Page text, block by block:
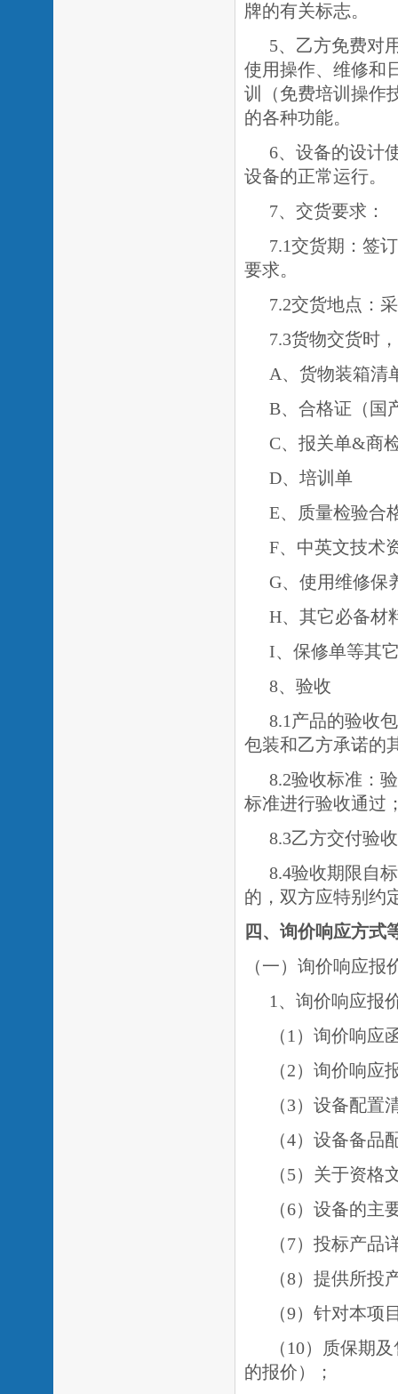
牌的有关标志。
5、乙方免费对
使用操作、维修和
训（免费培训操作
的各种功能。
6、设备的设计
设备的正常运行。
7、交货要求：
7.1交货期：签
要求。
7.2交货地点：
7.3货物交货时
A、货物装箱清
B、合格证（国
C、报关单&商
D、培训单
E、质量检验合
F、中英文技术
G、使用维修保
H、其它必备材
I、保修单等其
8、验收
8.1产品的验收
包装和乙方承诺的
8.2验收标准：
标准进行验收通过
8.3乙方交付验
8.4验收期限自
的，双方应特别约
四、询价响应方式
（一）询价响应报
1、询价响应报
（ 1）询价响应
（2）询价响应
（3）设备配置
（4）设备备品
（5）关于资格
（6）设备的主
（7）投标产品
（8）提供所投
（9）针对本项
（ 10）质保期
的报价）；